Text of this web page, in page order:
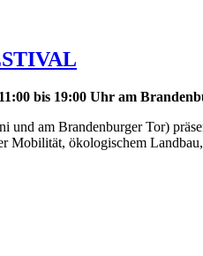
bis 19:00 Uhr am
am Brandenburger Tor)
ökologischem